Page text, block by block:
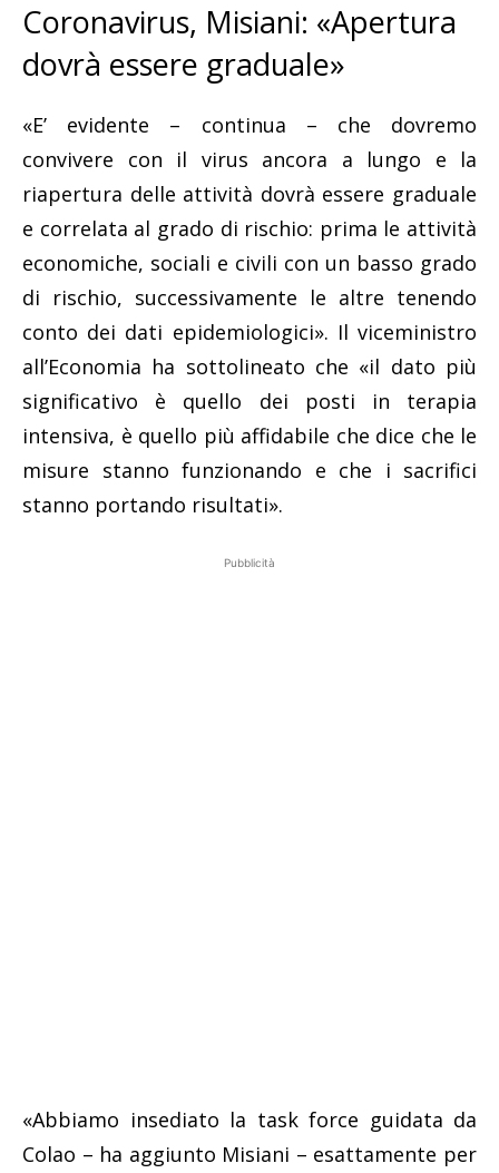
Coronavirus, Misiani: «Apertura
dovrà essere graduale»
«E’ evidente – continua – che dovremo
convivere con il virus ancora a lungo e la
riapertura delle attività dovrà essere graduale
e correlata al grado di rischio: prima le attività
economiche, sociali e civili con un basso grado
di rischio, successivamente le altre tenendo
conto dei dati epidemiologici». Il viceministro
all’Economia ha sottolineato che «il dato più
significativo è quello dei posti in terapia
intensiva, è quello più affidabile che dice che le
misure stanno funzionando e che i sacrifici
stanno portando risultati».
Pubblicità
«Abbiamo insediato la task force guidata da
Colao – ha aggiunto Misiani – esattamente per